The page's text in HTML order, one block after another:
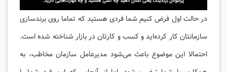
در حالت اول فرض کنیم شما فردی هستید که تماما روی برندسازی
سازمانتان کار کرده‌اید و کسب و کارتان در بازار شناخته شده است.
احتمالا این موضوع باعث می‌شود مدیرعامل سازمان مخاطب، به